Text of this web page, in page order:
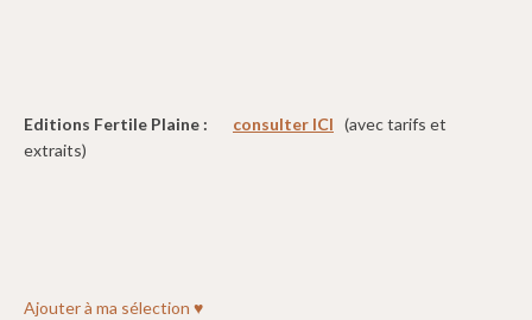
Editions Fertile Plaine : consulter ICI (avec tarifs et
extraits)
Ajouter à ma sélection ♥